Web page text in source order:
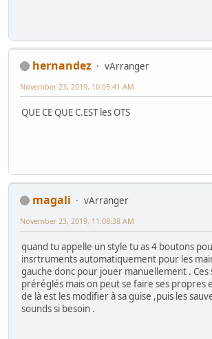
hernandez
vArranger
November 23, 2019, 10:05:41 AM
QUE CE QUE C.EST les OTS
magali
vArranger
November 23, 2019, 11:08:38 AM
quand tu appelle un style tu as 4 boutons
insrtruments automatiquement pour les
gauche donc pour jouer manuellement . Ces
préréglés mais on peut se faire ses propres
de là est les modifier à sa guise ,puis les
sounds si besoin .